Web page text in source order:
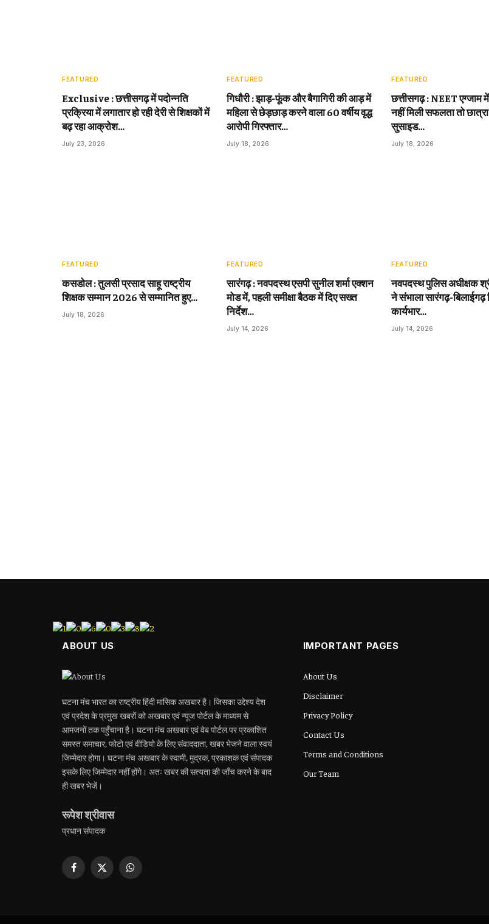
FEATURED
Exclusive : छत्तीसगढ़ में पदोन्नति
प्रक्रिया में लगातार हो रही देरी से शिक्षकों में
बढ़ रहा आक्रोश…
July 23, 2026
FEATURED
गिधौरी : झाड़-फूंक और बैगागिरी की आड़ में
महिला से छेड़छाड़ करने वाला 60 वर्षीय वृद्ध
आरोपी गिरफ्तार…
July 18, 2026
FEATURED
छत्तीसगढ़ : NEET एग्जाम में
नहीं मिली सफलता तो
सुसाइड…
July 18, 2026
FEATURED
कसडोल : तुलसी प्रसाद साहू राष्ट्रीय
शिक्षक सम्मान 2026 से सम्मानित हुए…
July 18, 2026
FEATURED
सारंगढ़ : नवपदस्थ एसपी सुनील शर्मा एक्शन
मोड में, पहली समीक्षा बैठक में दिए सख्त
निर्देश…
July 14, 2026
FEATURED
नवपदस्थ पुलिस अधीक्षक
ने संभाला सारंगढ़-
कार्यभार…
July 14, 2026
ABOUT US
घटना मंच भारत का राष्ट्रीय हिंदी मासिक अखबार है। जिसका उद्देश्य देश
एवं प्रदेश के प्रमुख खबरों को अखबार एवं न्यूज पोर्टल के माध्यम से
आमजनों तक पहुँचाना है। घटना मंच अखबार एवं वेब पोर्टल पर प्रकाशित
समस्त समाचार, फोटो एवं वीडियो के लिए संवाददाता, खबर भेजने वाला स्वयं
जिम्मेदार होगा। घटना मंच अखबार के स्वामी, मुद्रक, प्रकाशक एवं संपादक
इसके लिए जिम्मेदार नहीं होंगे। अतः खबर की सत्यता की जाँच करने के बाद
ही खबर भेजें।
रूपेश श्रीवास
प्रधान संपादक
Facebook
X
WhatsApp
IMPORTANT PAGES
About Us
Disclaimer
Privacy Policy
Contact Us
Terms and Conditions
Our Team